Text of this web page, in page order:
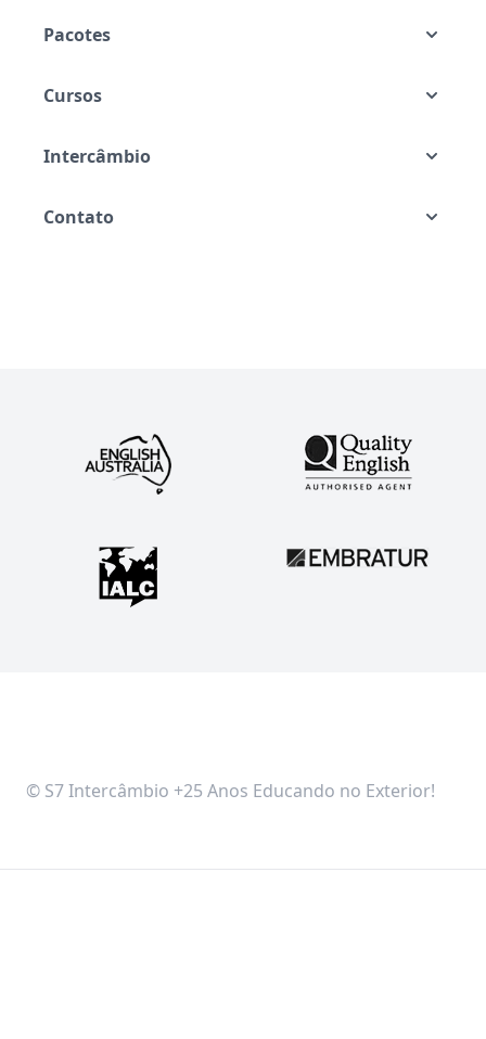
Pacotes
Cursos
Intercâmbio
Contato
© S7 Intercâmbio +25 Anos Educando no Exterior!